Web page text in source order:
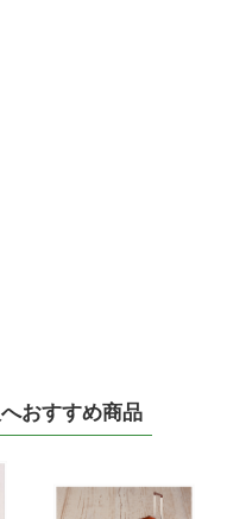
おすすめ商品